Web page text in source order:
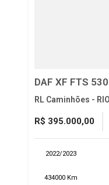
DAF XF FTS 530
RL Caminhões -
R$ 395.000,00
2022/2023
434000 Km